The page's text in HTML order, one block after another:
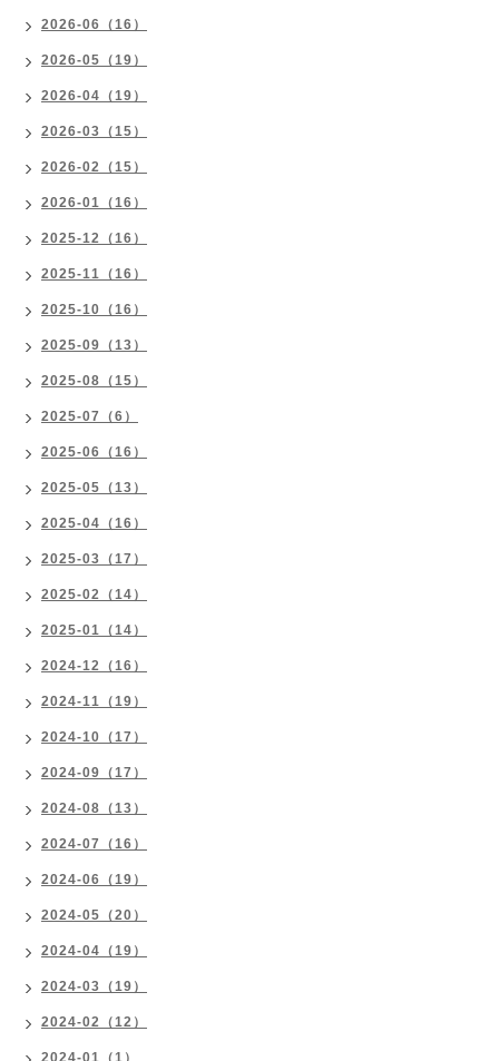
2026-06（16）
2026-05（19）
2026-04（19）
2026-03（15）
2026-02（15）
2026-01（16）
2025-12（16）
2025-11（16）
2025-10（16）
2025-09（13）
2025-08（15）
2025-07（6）
2025-06（16）
2025-05（13）
2025-04（16）
2025-03（17）
2025-02（14）
2025-01（14）
2024-12（16）
2024-11（19）
2024-10（17）
2024-09（17）
2024-08（13）
2024-07（16）
2024-06（19）
2024-05（20）
2024-04（19）
2024-03（19）
2024-02（12）
2024-01（1）